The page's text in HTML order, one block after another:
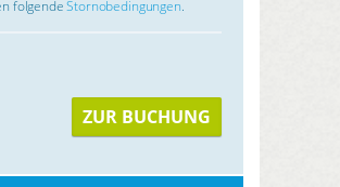
folgendeStornobedingungen.
ZUR BUCHUNG